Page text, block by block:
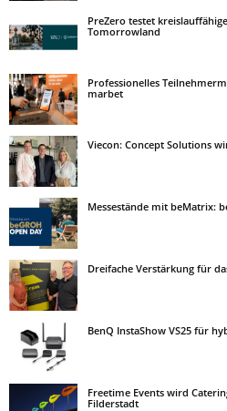
PreZero testet
Tomorrowland
Professionelles
marbet
Viecon: Concept Solutions
Messestände mit beMatrix:
Dreifache Verstärkung für
BenQ InstaShow VS25 für
Freetime Events wird
Filderstadt